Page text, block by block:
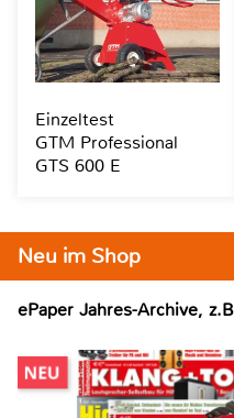
Neu im Shop
ePaper Jahres-Archive,
Einzeltest
GTM Professional
GTS 600 E